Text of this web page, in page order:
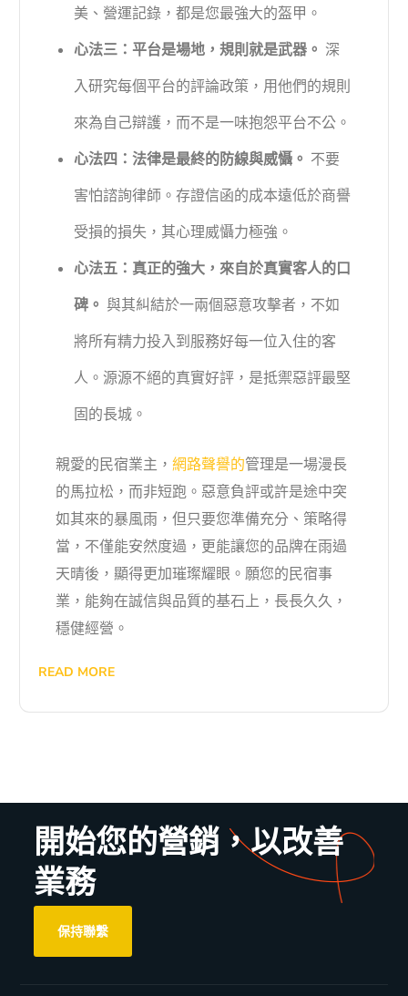
美、營運記錄，都是您最強大的盔甲。
心法三：平台是場地，規則就是武器。 深
入研究每個平台的評論政策，用他們的規則
來為自己辯護，而不是一味抱怨平台不公。
心法四：法律是最終的防線與威懾。 不要
害怕諮詢律師。存證信函的成本遠低於商譽
受損的損失，其心理威懾力極強。
心法五：真正的強大，來自於真實客人的口
碑。 與其糾結於一兩個惡意攻擊者，不如
將所有精力投入到服務好每一位入住的客
人。源源不絕的真實好評，是抵禦惡評最堅
固的長城。
親愛的民宿業主， 網路聲譽的管理是一場漫長
的馬拉松，而非短跑。惡意負評或許是途中突
如其來的暴風雨，但只要您準備充分、策略得
當，不僅能安然度過，更能讓您的品牌在雨過
天晴後，顯得更加璀璨耀眼。願您的民宿事
業，能夠在誠信與品質的基石上，長長久久，
穩健經營。
READ MORE
開始您的營銷，以改善
業務
保持聯繫